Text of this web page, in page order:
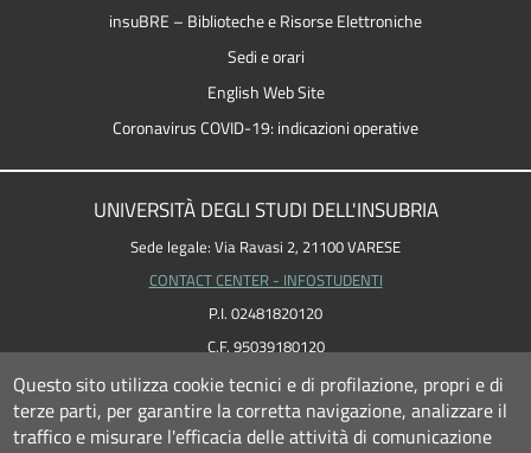
insuBRE – Biblioteche e Risorse Elettroniche
Sedi e orari
English Web Site
Coronavirus COVID-19: indicazioni operative
UNIVERSITÀ DEGLI STUDI DELL'INSUBRIA
Sede legale: Via Ravasi 2, 21100 VARESE
CONTACT CENTER - INFOSTUDENTI
P.I. 02481820120
C.F. 95039180120
PEC: ateneo@pec.uninsubria.it (vedi le altre caselle)
Questo sito utilizza cookie tecnici e di profilazione, propri e di
terze parti, per garantire la corretta navigazione, analizzare il
traffico e misurare l'efficacia delle attività di comunicazione